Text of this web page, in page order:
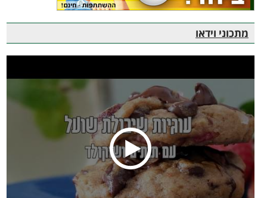
מתכוני וידאו